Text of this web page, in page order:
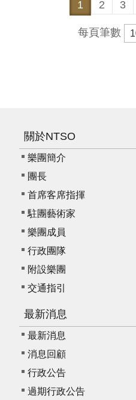
1 2 3
每頁筆數
關於NTSO
樂團簡介
團長
首席客席指揮
駐團藝術家
樂團成員
行政團隊
附設樂團
交通指引
最新消息
最新消息
消息回顧
行政公告
過期行政公告